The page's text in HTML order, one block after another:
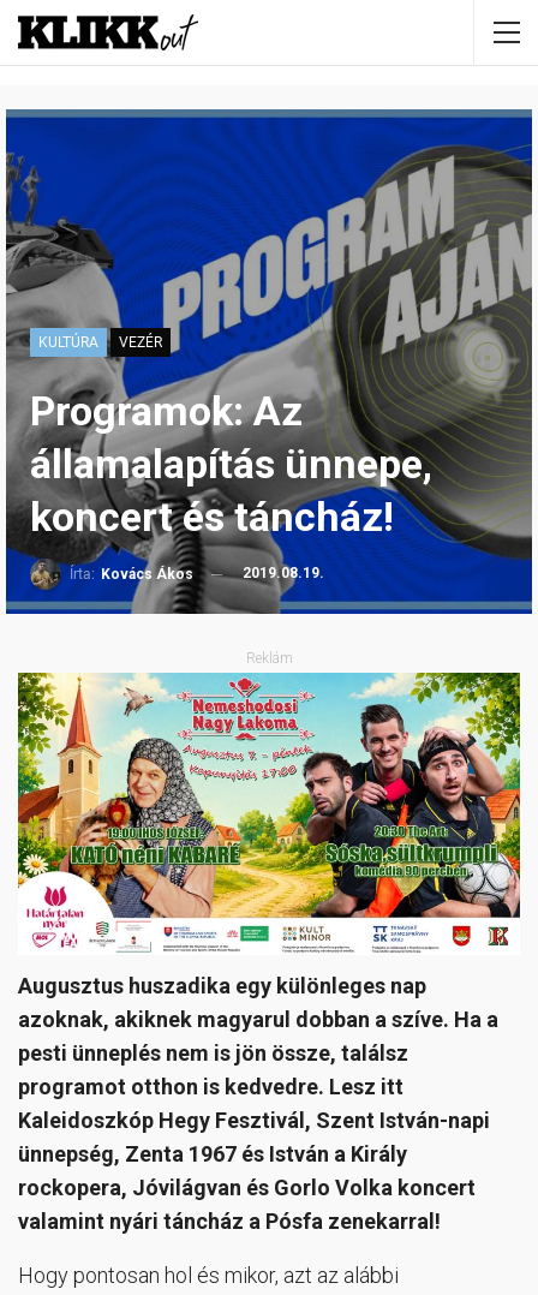
KULTÚRA VEZÉR
Programok: Az
államalapítás ünnepe,
koncert és táncház!
Írta: Kovács Ákos 2019.08.19.
Reklám
Augusztus huszadika egy különleges nap
azoknak, akiknek magyarul dobban a szíve. Ha a
pesti ünneplés nem is jön össze, találsz
programot otthon is kedvedre. Lesz itt
Kaleidoszkóp Hegy Fesztivál, Szent István-napi
ünnepség, Zenta 1967 és István a Király
rockopera, Jóvilágvan és Gorlo Volka koncert
valamint nyári táncház a Pósfa zenekarral!
Hogy pontosan hol és mikor, azt az alábbi